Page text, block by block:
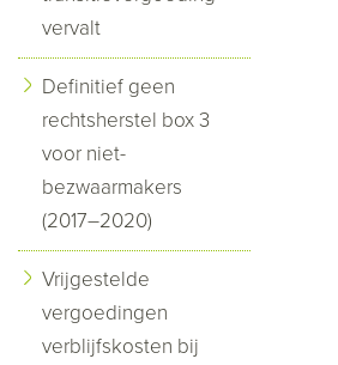
vervalt
Definitief geen
rechtsherstel box 3
voor niet-
bezwaarmakers
(2017–2020)
Vrijgestelde
vergoedingen
verblijfskosten bij